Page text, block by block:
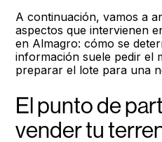
A continuación, vamos a
aspectos que intervienen
en Almagro: cómo se
información suele pedir el
preparar el lote para una
El punto de
vender tu